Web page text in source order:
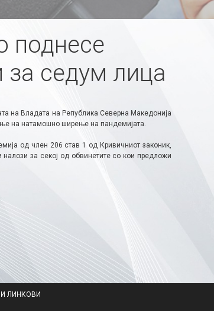
поднесе
за седум лица
на Владата на Република Северна Македонија
на натамошно ширење на пандемијата.
од член 206 став 1 од Кривичниот законик,
за секој од обвинетите со кои предложи
ЛИНКОВИ